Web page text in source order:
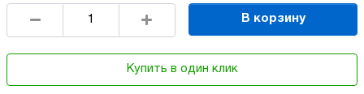
В корзину
Купить в один клик